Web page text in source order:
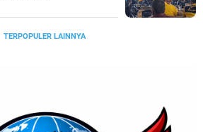
TERPOPULER LAINNYA